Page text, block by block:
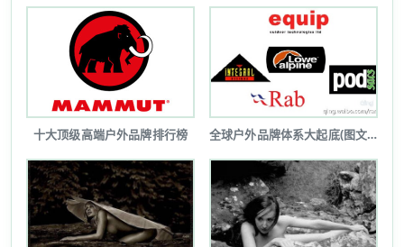
十大顶级高端户外品牌排行榜 全球户外品牌体系大起底(图文详解)